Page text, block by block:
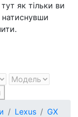
тут як тільки ви
натиснувши
Lexus
GX